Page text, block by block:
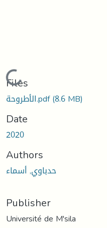
Loading...
Files
الأطروحة.pdf(8.6 MB)
Date
2020
Authors
حدباوي, أسماء
Publisher
Université de M'sila